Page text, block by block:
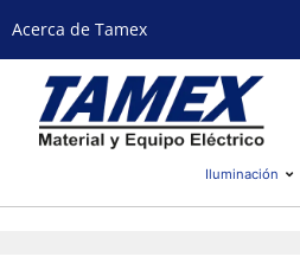
Acerca de Tamex
Iluminación